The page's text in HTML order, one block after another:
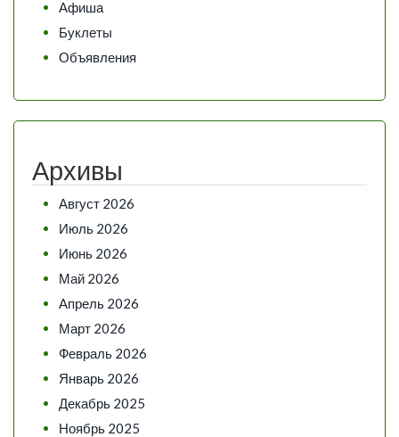
Афиша
Буклеты
Объявления
Архивы
Август 2026
Июль 2026
Июнь 2026
Май 2026
Апрель 2026
Март 2026
Февраль 2026
Январь 2026
Декабрь 2025
Ноябрь 2025